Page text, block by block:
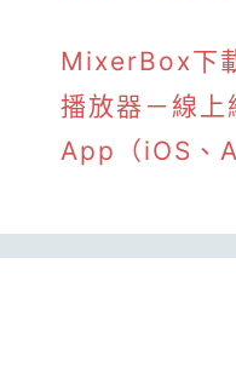
MixerBox下
播放器－線上
App（iOS、